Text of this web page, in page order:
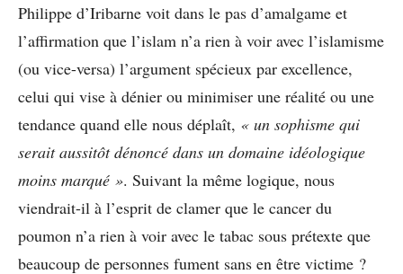
Philippe d’Iribarne voit dans le pas d’amalgame et
l’affirmation que l’islam n’a rien à voir avec l’islamisme
(ou vice-versa) l’argument spécieux par excellence,
celui qui vise à dénier ou minimiser une réalité ou une
tendance quand elle nous déplaît, « un sophisme qui
serait aussitôt dénoncé dans un domaine idéologique
moins marqué ». Suivant la même logique, nous
viendrait-il à l’esprit de clamer que le cancer du
poumon n’a rien à voir avec le tabac sous prétexte que
beaucoup de personnes fument sans en être victime ?